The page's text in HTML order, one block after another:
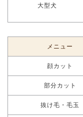
大型犬
メニュー
顔カット
部分カット
抜け毛・毛玉